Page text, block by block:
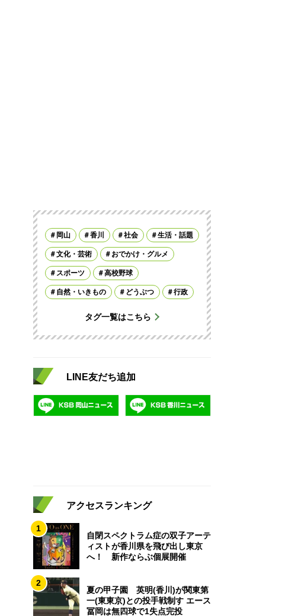
岡山 香川 社会 生活・話題
文化・芸術 おでかけ・グルメ
スポーツ 高校野球
自然・いきもの どうぶつ 行政
タグ一覧はこちら
LINE友だち追加
アクセスランキング
1
自閉スペクトラム症の双子アーテ
ィストが香川県を飛び出し東京
へ！ 新作ならぶ個展開催
2
夏の甲子園 英明(香川)が関東第
一(東東京)との投手戦制す エース
冨岡は無四球で1失点完投